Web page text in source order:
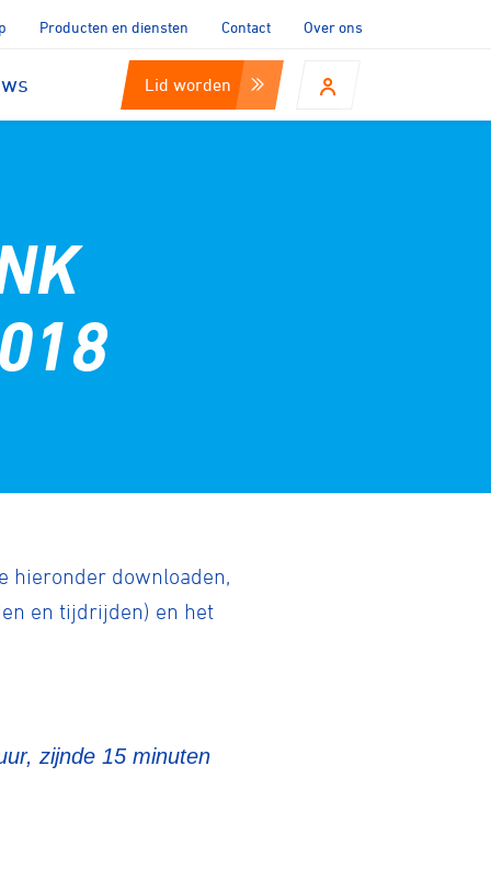
Producten en diensten Contact Over ons
Lid worden
hieronder downloaden,
en tijdrijden) en het
zijnde 15 minuten